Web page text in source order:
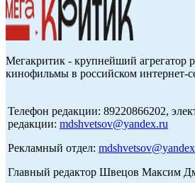
Мегакритик - крупнейший агрегатор
кинофильмы в российском интернет-
Телефон редакции: 89220866202,
редакции: mdshvetsov@yandex.ru
Рекламный отдел:
Главный редактор Швецов Максим